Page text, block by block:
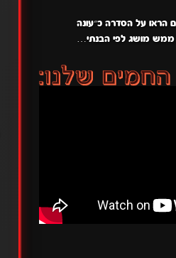
הראו על הסדרה כ״עונה
ממש מושג לפי הבנתי…